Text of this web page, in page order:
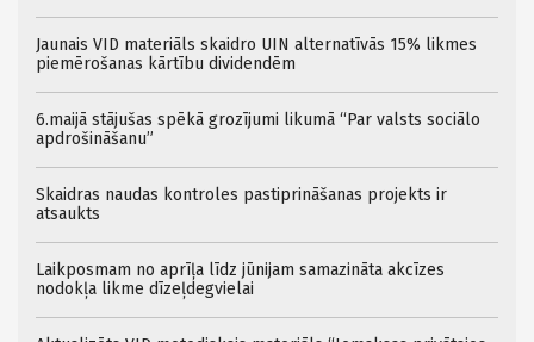
Jaunais VID materiāls skaidro UIN alternatīvās 15% likmes
piemērošanas kārtību dividendēm
6.maijā stājušas spēkā grozījumi likumā “Par valsts sociālo
apdrošināšanu”
Skaidras naudas kontroles pastiprināšanas projekts ir
atsaukts
Laikposmam no aprīļa līdz jūnijam samazināta akcīzes
nodokļa likme dīzeļdegvielai